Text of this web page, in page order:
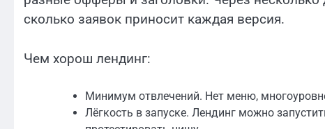
сколько заявок приносит каждая версия.
Чем хорош лендинг:
Минимум отвлечений. Нет меню,
Лёгкость в запуске. Лендинг можно